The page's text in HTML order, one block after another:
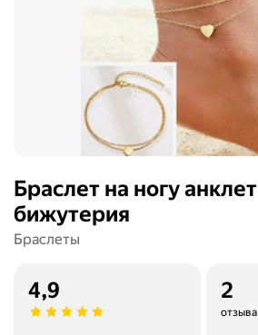
Браслет на ногу анклет
бижутерия
Браслеты
4,9 2
отзыва